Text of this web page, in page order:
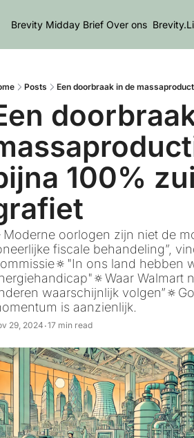
Brevity Midday Brief Over ons
Posts Een doorbraak in de
100%
oorlogen zijn niet de
fiscale behandeling”,
ons land hebben
Walmart
waarschijnlijk
is aanzienlijk.
29, 2024 •17 min read